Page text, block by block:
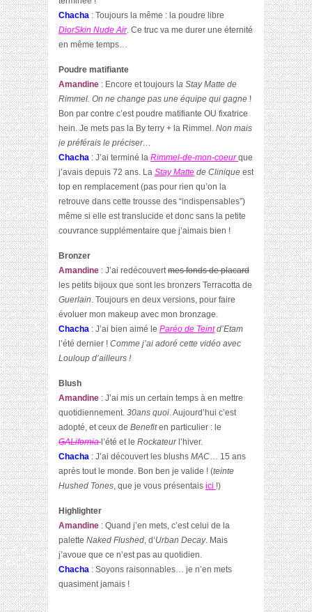
Chacha : Toujours la même : la poudre libre
DiorSkin Nude Air. Ce truc va me durer une éternité
en même temps…
Poudre matifiante
Amandine : Encore et toujours l a Stay Matte de
Rimmel. On ne change pas une équipe qui gagne !
Bon par contre c’est poudre matifiante OU fixatrice
hein. Je mets pas la By terry + la Rimmel. Non mais
je préférais le préciser…
Chacha : J’ai terminé la Rimmel-de-mon-coeur que
j’avais depuis 72 ans. La Stay Matte de Clinique est
top en remplacement (pas pour rien qu’on la
retrouve dans cette trousse des “indispensables”)
même si elle est translucide et donc sans la petite
couvrance supplémentaire que j’aimais bien !
Bronzer
Amandine : J’ai redécouvertmes fonds de placard
les petits bijoux que sont les bronzers Terracotta de
Guerlain. Toujours en deux versions, pour faire
évoluer mon makeup avec mon bronzage.
Chacha : J’ai bien aimé le Paréo de Teintd’Etam
l’été dernier ! Comme j’ai adoré cette vidéo avec
Louloup d’ailleurs !
Blush
Amandine : J’ai mis un certain temps à en mettre
quotidiennement. 30ans quoi. Aujourd’hui c’est
adopté, et ceux de Benefiten particulier : le
GALifornia l’été et le Rockateurl’hiver.
Chacha : J’ai découvert les blushs MAC… 15 ans
après tout le monde. Bon ben je valide ! (teinte
Hushed Tones, que je vous présentais ici !)
Highlighter
Amandine : Quand j’en mets, c’est celui de la
palette Naked Flushed, d’Urban Decay. Mais
j’avoue que ce n’est pas au quotidien.
Chacha : Soyons raisonnables… je n’en mets
quasiment jamais !